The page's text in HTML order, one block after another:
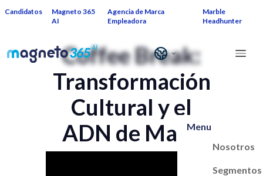
Candidatos
Magneto 365
AI
Agencia de Marca
Empleadora
Marble
Headhunter
Menu
Nosotros
Segmentos
Coffee Break:
Transformación
Cultural y el
ADN de Maaji